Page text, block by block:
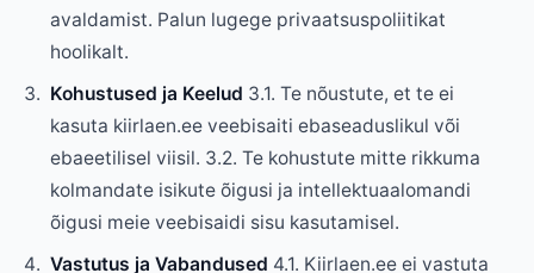
avaldamist. Palun lugege privaatsuspoliitikat
hoolikalt.
Kohustused ja Keelud 3.1. Te nõustute, et te ei
kasuta kiirlaen.ee veebisaiti ebaseaduslikul või
ebaeetilisel viisil. 3.2. Te kohustute mitte rikkuma
kolmandate isikute õigusi ja intellektuaalomandi
õigusi meie veebisaidi sisu kasutamisel.
Vastutus ja Vabandused 4.1. Kiirlaen.ee ei vastuta